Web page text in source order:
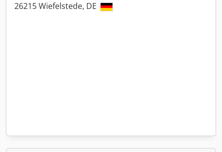
26215 Wiefelstede, DE